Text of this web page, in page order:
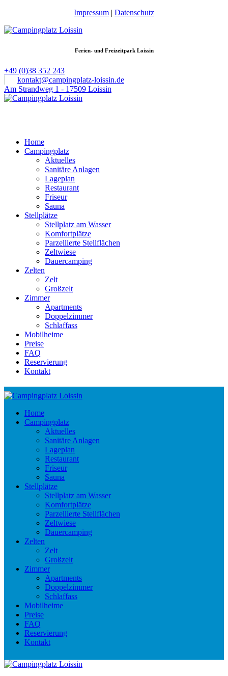
Impressum | Datenschutz
Ferien- und Freizeitpark Loissin
+49 (0)38 352 243
kontakt@campingplatz-loissin.de
Am Strandweg 1 - 17509 Loissin
Home
Campingplatz
Aktuelles
Sanitäre Anlagen
Lageplan
Restaurant
Friseur
Sauna
Stellplätze
Stellplatz am Wasser
Komfortplätze
Parzellierte Stellflächen
Zeltwiese
Dauercamping
Zelten
Zelt
Großzelt
Zimmer
Apartments
Doppelzimmer
Schlaffass
Mobilheime
Preise
FAQ
Reservierung
Kontakt
Home
Campingplatz
Aktuelles
Sanitäre Anlagen
Lageplan
Restaurant
Friseur
Sauna
Stellplätze
Stellplatz am Wasser
Komfortplätze
Parzellierte Stellflächen
Zeltwiese
Dauercamping
Zelten
Zelt
Großzelt
Zimmer
Apartments
Doppelzimmer
Schlaffass
Mobilheime
Preise
FAQ
Reservierung
Kontakt